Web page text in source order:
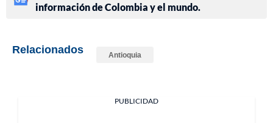
información de Colombia y el mundo.
Relacionados Antioquia
PUBLICIDAD